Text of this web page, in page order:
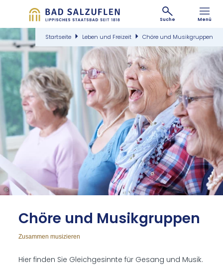
Suche Menü
Startseite Leben und Freizeit Chöre und Musikgruppen
©
Chö­re und Mu­sik­grup­pen
Zusammen musizieren
Hier finden Sie Gleichgesinnte für Gesang und Musik.